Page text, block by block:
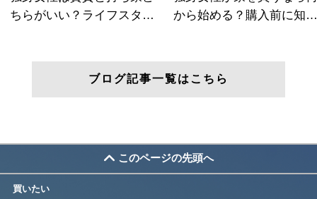
ブログ記事一覧はこちら
このページの先頭へ
買いたい